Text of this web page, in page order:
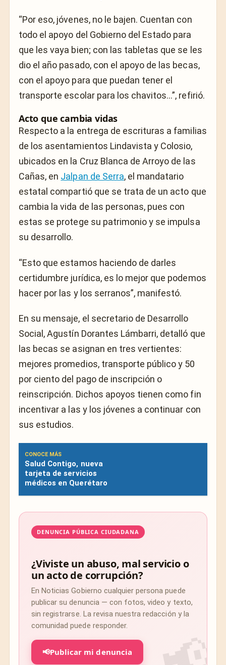
“Por eso, jóvenes, no le bajen. Cuentan con
todo el apoyo del Gobierno del Estado para
que les vaya bien; con las tabletas que se les
dio el año pasado, con el apoyo de las becas,
con el apoyo para que puedan tener el
transporte escolar para los chavitos…”, refirió.
Acto que cambia vidas
Respecto a la entrega de escrituras a familias
de los asentamientos Lindavista y Colosio,
ubicados en la Cruz Blanca de Arroyo de las
Cañas, en Jalpan de Serra, el mandatario
estatal compartió que se trata de un acto que
cambia la vida de las personas, pues con
estas se protege su patrimonio y se impulsa
su desarrollo.
“Esto que estamos haciendo de darles
certidumbre jurídica, es lo mejor que podemos
hacer por las y los serranos”, manifestó.
En su mensaje, el secretario de Desarrollo
Social, Agustín Dorantes Lámbarri, detalló que
las becas se asignan en tres vertientes:
mejores promedios, transporte público y 50
por ciento del pago de inscripción o
reinscripción. Dichos apoyos tienen como fin
incentivar a las y los jóvenes a continuar con
sus estudios.
CONOCE MÁS
Salud Contigo, nueva
tarjeta de servicios
médicos en Querétaro
DENUNCIA PÚBLICA CIUDADANA
¿Viviste un abuso, mal servicio o
un acto de corrupción?
En Noticias Gobierno cualquier persona puede
publicar su denuncia — con fotos, video y texto,
sin registrarse. La revisa nuestra redacción y la
comunidad puede responder.
📢Publicar mi denuncia